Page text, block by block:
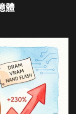
體